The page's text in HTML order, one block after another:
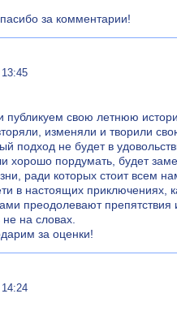
за комментарии!
публикуем свою летнюю
изменяли и творили
подход не будет в
хорошо пордумать, будет
ради которых стоит всем
в настоящих приключениях,
преодолевают препятствия
на словах.
за оценки!